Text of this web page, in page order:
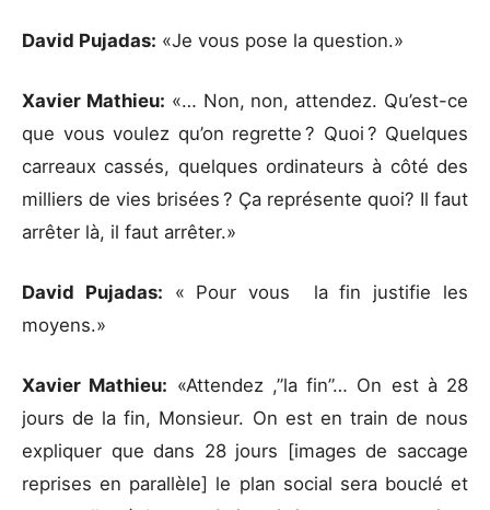
David Pujadas: «Je vous pose la question.»
Xavier Mathieu: «… Non, non, attendez. Qu’est-ce
que vous voulez qu’on regrette ? Quoi ? Quelques
carreaux cassés, quelques ordinateurs à côté des
milliers de vies brisées ? Ça représente quoi? Il faut
arrêter là, il faut arrêter.»
David Pujadas: « Pour vous la fin justifie les
moyens.»
Xavier Mathieu: «Attendez ,”la fin”… On est à 28
jours de la fin, Monsieur. On est en train de nous
expliquer que dans 28 jours [images de saccage
reprises en parallèle] le plan social sera bouclé et